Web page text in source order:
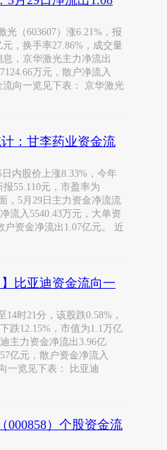
光（603607）涨6.21%，报
，换手率27.86%，成交量
息，京华激光主力净流出
万元，散户净流入
流向一览见下表： 京华激光
：甘李药业资金流
内股价上涨8.33%，今年
55.110元，市盈率为
，5月29日主力资金净流流
流入5540.43万元，大单资
户资金净流出1.07亿元。 近
】比亚迪资金流向一
时21分，该股跌0.58%，
跌12.15%，市值为1.1万亿
主力资金净流出3.96亿
亿元，散户资金净流入
一览见下表： 比亚迪
000858）个股资金流